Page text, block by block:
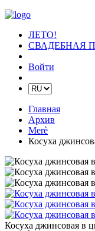
ЛЕТО!
СВАДЕБНАЯ
Войти
Главная
Архив
Merè
Косуха
Косуха джинсовая в